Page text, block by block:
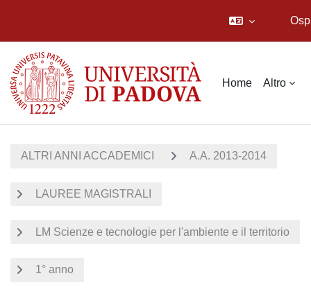
Home Altro
ALTRI ANNI ACCADEMICI A.A. 2013-2014
LAUREE MAGISTRALI
LM Scienze e tecnologie per l'ambiente e il territorio
1° anno